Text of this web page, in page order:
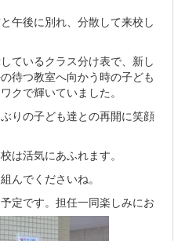
午後に別れ、分散して来校し
ているクラス分け表で、新し
待つ教室へ向かう時の子ども
クで輝いていました。
りの子ども達との再開に笑顔
は活気にあふれます。
んでくださいね。
定です。担任一同楽しみにお